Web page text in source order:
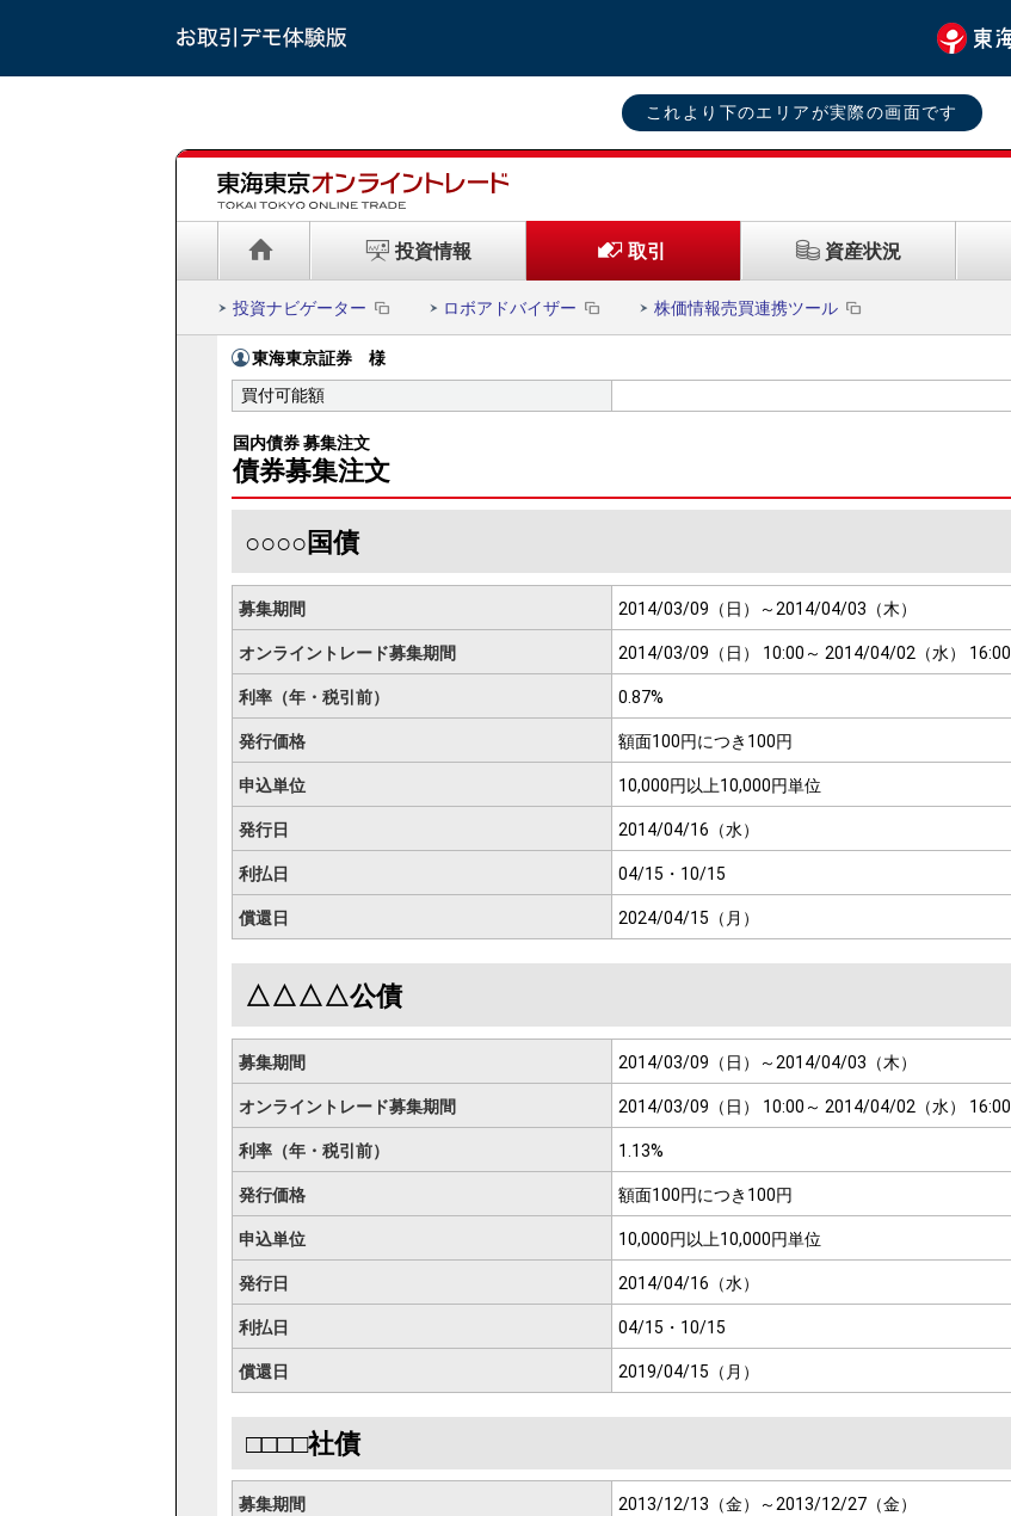
これより下のエリアが実際の画面です
投資情報 取引 資産状況
投資ナビゲーター ロボアドバイザー 株価情報売買連携ツール
東海東京証券 様
買付可能額
国内債券 募集注文
債券募集注文
○○○○国債
募集期間 2014/03/09（日）～ 2014/04/03（木）
オンライントレード募集期間 2014/03/09（日） 10:00～ 2014/04/02（水） 16:00
利率（年・税引前） 0.87%
発行価格 額面100円につき 100円
申込単位 10,000円以上10,000円単位
発行日 2014/04/16（水）
利払日 04/15・10/15
償還日 2024/04/15（月）
△△△△公債
募集期間 2014/03/09（日）～ 2014/04/03（木）
オンライントレード募集期間 2014/03/09（日） 10:00～ 2014/04/02（水） 16:00
利率（年・税引前） 1.13%
発行価格 額面100円につき 100円
申込単位 10,000円以上10,000円単位
発行日 2014/04/16（水）
利払日 04/15・10/15
償還日 2019/04/15（月）
□□□□社債
募集期間 2013/12/13（金）～2013/12/27（金）